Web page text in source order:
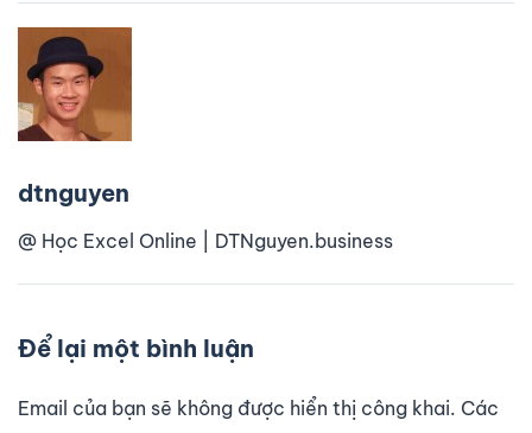
dtnguyen
@ Học Excel Online | DTNguyen.business
Để lại một bình luận
Email của bạn sẽ không được hiển thị công khai. Các